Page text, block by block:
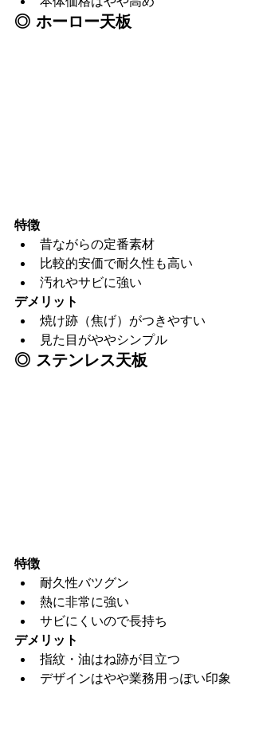
◎ ホーロー天板
特徴
昔ながらの定番素材
比較的安価で耐久性も高い
汚れやサビに強い
デメリット
焼け跡（焦げ）がつきやすい
見た目がややシンプル
◎ ステンレス天板
特徴
耐久性バツグン
熱に非常に強い
サビにくいので長持ち
デメリット
指紋・油はね跡が目立つ
デザインはやや業務用っぽい印象